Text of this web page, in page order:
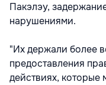
Пакэлэу,
нарушениями.
"Их держали более
предоставления
действиях, которые